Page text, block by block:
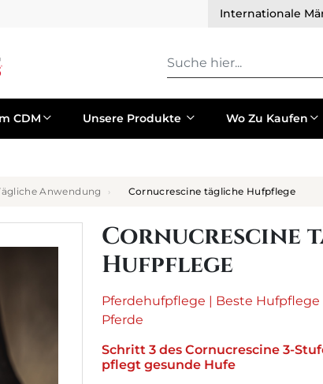
Internationale
CDM Unsere Produkte Wo Zu Kaufen
Anwendung Cornucrescine tägliche Hufpflege
Cornucrescine
Hufpflege
Pferdehufpflege | Beste Hufpflege
Pferde
Schritt 3 des Cornucrescine 3-
pflegt gesunde Hufe